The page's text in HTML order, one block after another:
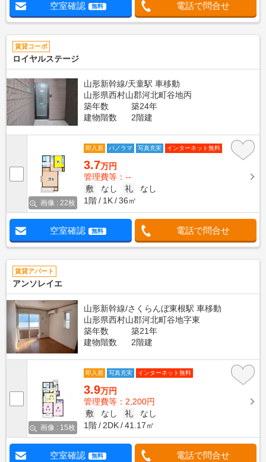
空室確認 無料 電話で問合せ
賃貸コーポ
ロイヤルステージ
山形新幹線/天童駅 車移動
山形県西村山郡河北町谷地丙
築年数
築24年
建物階数
2階建
画像 : 22枚
即入居 パノラマ 写真充実 インターネット無料
3.7万円
管理費等：--
敷
なし 礼
なし
1階
1K 36㎡
空室確認 無料 電話で問合せ
賃貸アパート
アンソレイエ
山形新幹線/さくらんぼ東根駅 車移動
山形県西村山郡河北町谷地字東
築年数
築21年
建物階数
2階建
画像 : 15枚
即入居 写真充実 インターネット無料
3.9万円
管理費等：2,200円
敷
なし 礼
なし
1階
2DK 41.17㎡
空室確認 無料 電話で問合せ